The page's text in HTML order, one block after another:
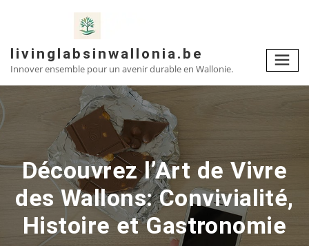
livinglabsinwallonia.be
Innover ensemble pour un avenir durable en Wallonie.
Découvrez l’Art de Vivre
des Wallons: Convivialité,
Histoire et Gastronomie